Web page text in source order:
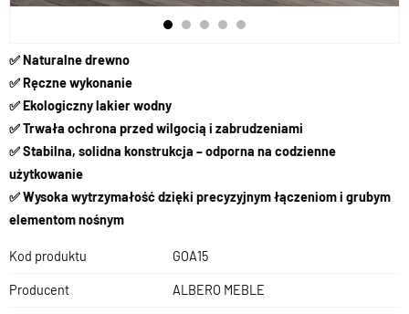
✅ Naturalne drewno
✅ Ręczne wykonanie
✅ Ekologiczny lakier wodny
✅ Trwała ochrona przed wilgocią i zabrudzeniami
✅ Stabilna, solidna konstrukcja – odporna na codzienne
użytkowanie
✅ Wysoka wytrzymałość dzięki precyzyjnym łączeniom i grubym
elementom nośnym
Kod produktu GOA15
Producent ALBERO MEBLE